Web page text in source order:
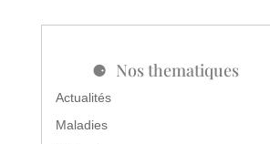
Nos thematiques
Actualités
Maladies